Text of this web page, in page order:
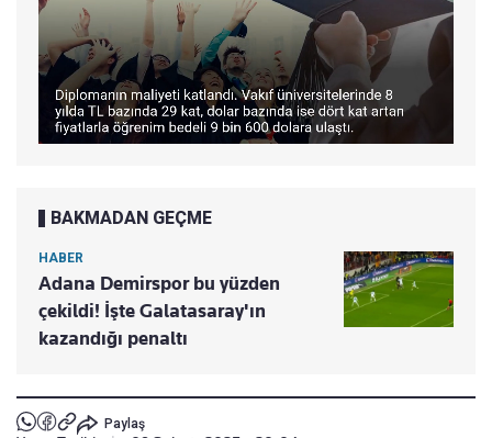
BAKMADAN GEÇME
HABER
Adana Demirspor bu yüzden
çekildi! İşte Galatasaray'ın
kazandığı penaltı
Paylaş